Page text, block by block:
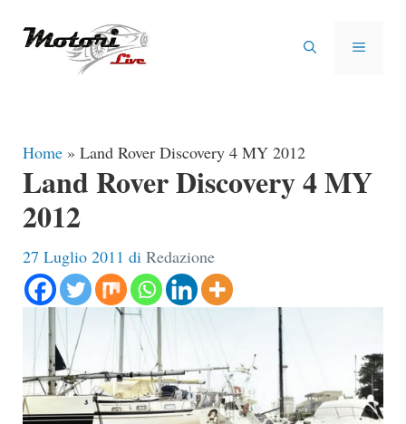
MENU
Home » Land Rover Discovery 4 MY 2012
Land Rover Discovery 4 MY
2012
27 Luglio 2011 di Redazione